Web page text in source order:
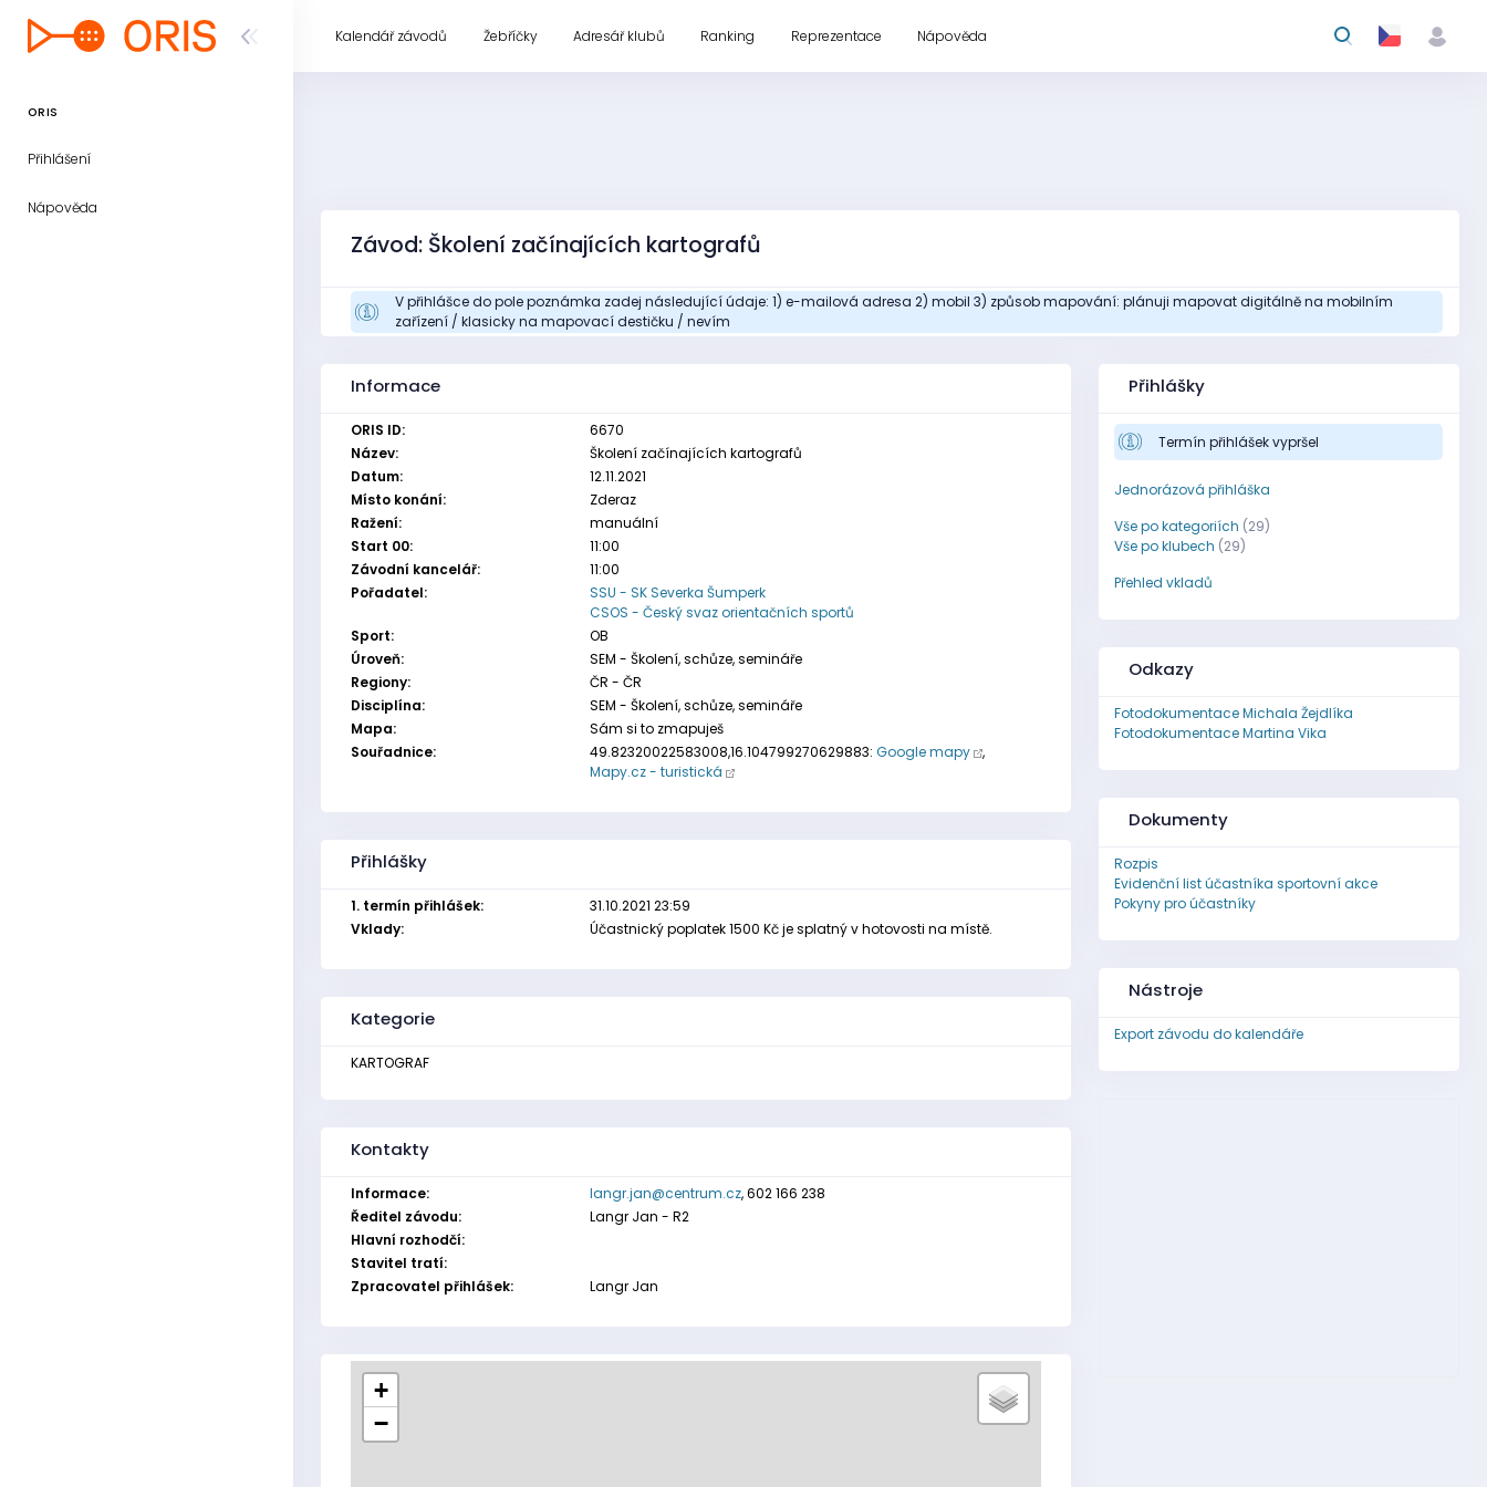
ORIS
Přihlášení
Nápověda
Kalendář závodů Žebříčky Adresář klubů Ranking Reprezentace Nápověda
Závod: Školení začínajících kartografů
V přihlášce do pole poznámka zadej následující údaje: 1) e-mailová adresa 2) mobil 3) způsob mapování: plánuji mapovat digitálně na mobilním
zařízení / klasicky na mapovací destičku / nevím
Informace
ORIS ID:
6670
Název:
Školení začínajících kartografů
Datum:
12.11.2021
Místo konání:
Zderaz
Ražení:
manuální
Start 00:
11:00
Závodní kancelář:
11:00
Pořadatel:
SSU - SK Severka Šumperk
CSOS - Český svaz orientačních sportů
Sport:
OB
Úroveň:
SEM - Školení, schůze, semináře
Regiony:
ČR - ČR
Disciplína:
SEM - Školení, schůze, semináře
Mapa:
Sám si to zmapuješ
Souřadnice:
49.82320022583008,16.104799270629883:Google mapy
,
Mapy.cz - turistická
Přihlášky
1. termín přihlášek:
31.10.2021 23:59
Vklady:
Účastnický poplatek 1500 Kč je splatný v hotovosti na místě.
Kategorie
KARTOGRAF
Kontakty
Informace: langr.jan@centrum.cz, 602 166 238
Ředitel závodu:
Langr Jan - R2
Hlavní rozhodčí:
Stavitel tratí:
Zpracovatel přihlášek:
Langr Jan
+
−
Přihlášky
Termín přihlášek vypršel
Jednorázová přihláška
Vše po kategoriích (29)
Vše po klubech (29)
Přehled vkladů
Odkazy
Fotodokumentace Michala Žejdlíka
Fotodokumentace Martina Vika
Dokumenty
Rozpis
Evidenční list účastníka sportovní akce
Pokyny pro účastníky
Nástroje
Export závodu do kalendáře